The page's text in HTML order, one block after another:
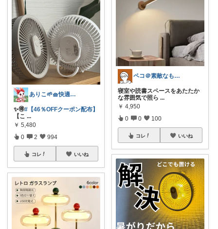
ありこ🌱🧺快適な暮らし雑貨🌻
✨️🉐#【46％OFFクーポン配布】
【こ ...
￥ 5,480
0 2 994
コレ いいね
ペコ＠素敵なものを紹介しています
寝室や読書スペースをあたたか
な雰囲気で照ら ...
￥ 4,950
0 0 100
コレ いいね